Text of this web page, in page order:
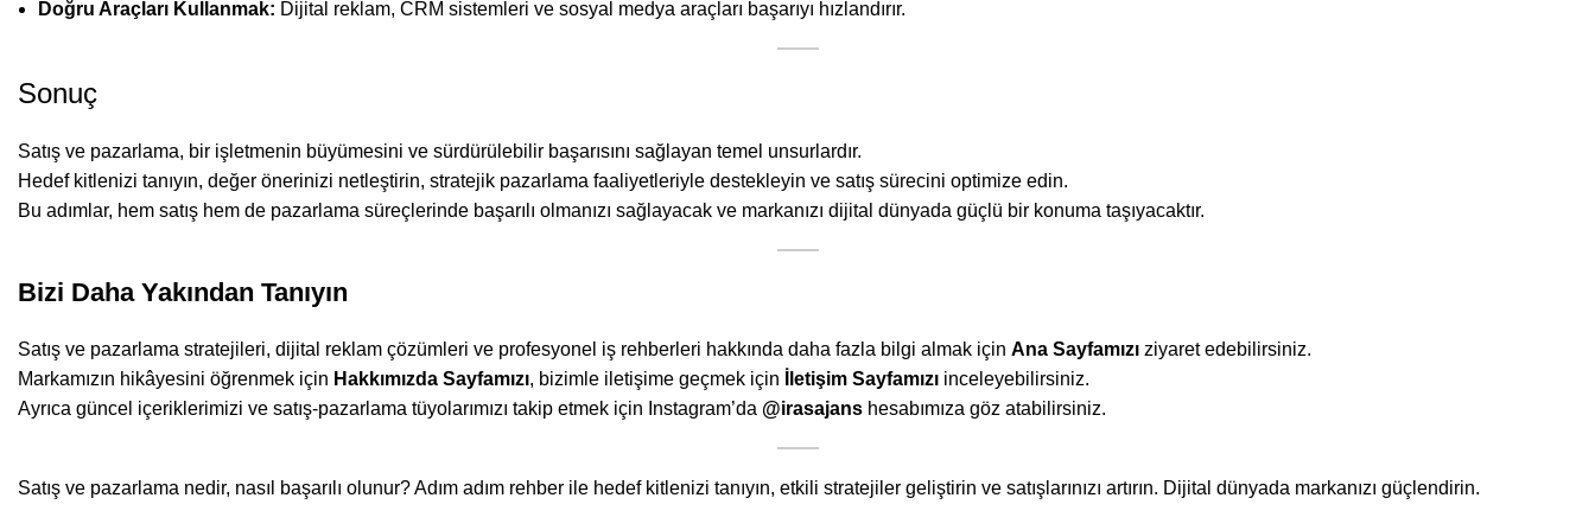
Doğru Araçları Kullanmak: Dijital reklam, CRM sistemleri ve sosyal medya araçları başarıyı hızlandırır.
Sonuç
Satış ve pazarlama, bir işletmenin büyümesini ve sürdürülebilir başarısını sağlayan temel unsurlardır.
Hedef kitlenizi tanıyın, değer önerinizi netleştirin, stratejik pazarlama faaliyetleriyle destekleyin ve satış sürecini optimize edin.
Bu adımlar, hem satış hem de pazarlama süreçlerinde başarılı olmanızı sağlayacak ve markanızı dijital dünyada güçlü bir konuma taşıyacaktır.
Bizi Daha Yakından Tanıyın
Satış ve pazarlama stratejileri, dijital reklam çözümleri ve profesyonel iş rehberleri hakkında daha fazla bilgi almak için Ana Sayfamızı ziyaret edebilirsiniz.
Markamızın hikâyesini öğrenmek için Hakkımızda Sayfamızı, bizimle iletişime geçmek için İletişim Sayfamızı inceleyebilirsiniz.
Ayrıca güncel içeriklerimizi ve satış-pazarlama tüyolarımızı takip etmek için Instagram’da @irasajans hesabımıza göz atabilirsiniz.
Satış ve pazarlama nedir, nasıl başarılı olunur? Adım adım rehber ile hedef kitlenizi tanıyın, etkili stratejiler geliştirin ve satışlarınızı artırın. Dijital dünyada markanızı güçlendirin.